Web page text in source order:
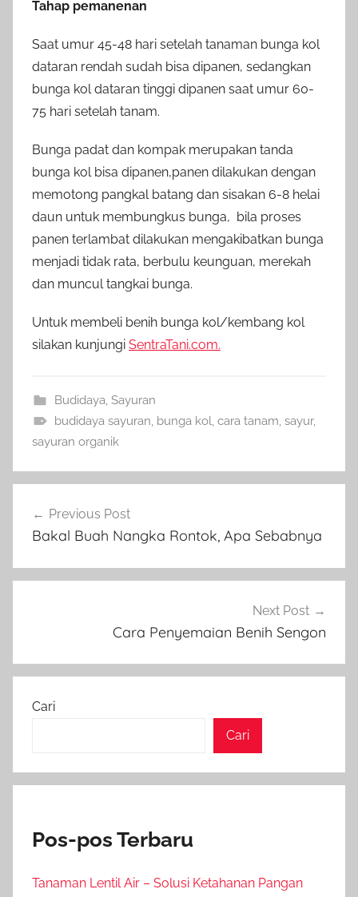
Tahap pemanenan
Saat umur 45-48 hari setelah tanaman bunga kol
dataran rendah sudah bisa dipanen, sedangkan
bunga kol dataran tinggi dipanen saat umur 60-
75 hari setelah tanam.
Bunga padat dan kompak merupakan tanda
bunga kol bisa dipanen,panen dilakukan dengan
memotong pangkal batang dan sisakan 6-8 helai
daun untuk membungkus bunga, bila proses
panen terlambat dilakukan mengakibatkan bunga
menjadi tidak rata, berbulu keunguan, merekah
dan muncul tangkai bunga.
Untuk membeli benih bunga kol/kembang kol
silakan kunjungi SentraTani.com.
Budidaya, Sayuran
budidaya sayuran, bunga kol, cara tanam, sayur,
sayuran organik
pos
Previous Post
Bakal Buah Nangka Rontok, Apa Sebabnya
Next Post
Cara Penyemaian Benih Sengon
Cari
Cari
Pos-pos Terbaru
Tanaman Lentil Air – Solusi Ketahanan Pangan